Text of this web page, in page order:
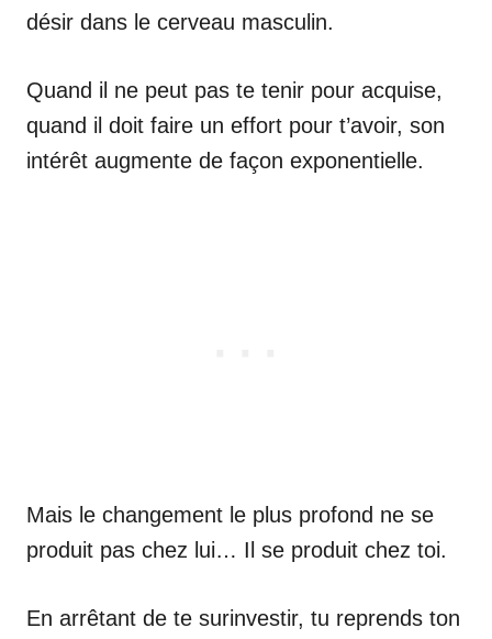
désir dans le cerveau masculin.
Quand il ne peut pas te tenir pour acquise,
quand il doit faire un effort pour t’avoir, son
intérêt augmente de façon exponentielle.
Mais le changement le plus profond ne se
produit pas chez lui… Il se produit chez toi.
En arrêtant de te surinvestir, tu reprends ton